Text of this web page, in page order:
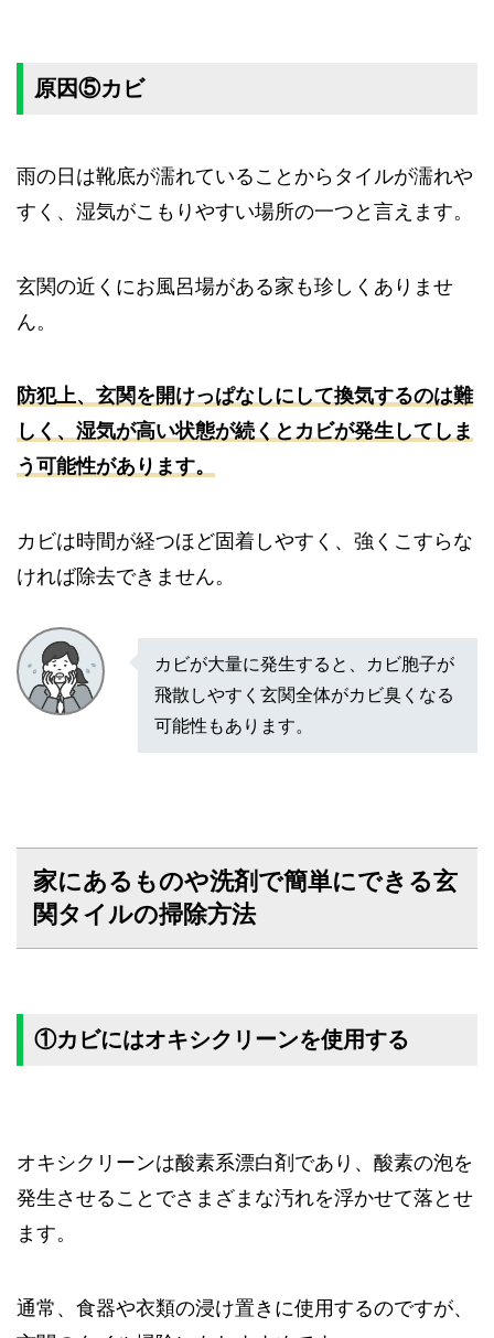
原因⑤カビ
雨の日は靴底が濡れていることからタイルが濡れや
すく、湿気がこもりやすい場所の一つと言えます。
玄関の近くにお風呂場がある家も珍しくありませ
ん。
防犯上、玄関を開けっぱなしにして換気するのは難
しく、湿気が高い状態が続くとカビが発生してしま
う可能性があります。
カビは時間が経つほど固着しやすく、強くこすらな
ければ除去できません。
カビが大量に発生すると、カビ胞子が
飛散しやすく玄関全体がカビ臭くなる
可能性もあります。
家にあるものや洗剤で簡単にできる玄
関タイルの掃除方法
①カビにはオキシクリーンを使用する
オキシクリーンは酸素系漂白剤であり、酸素の泡を
発生させることでさまざまな汚れを浮かせて落とせ
ます。
通常、食器や衣類の浸け置きに使用するのですが、